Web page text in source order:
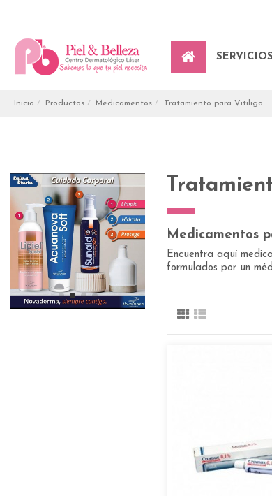
SERVICIOS
Inicio Productos Medicamentos Tratamiento para Vitiligo
Medicamentos
Encuentra aquí
formulados por un